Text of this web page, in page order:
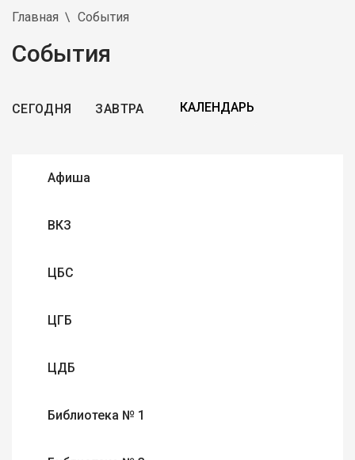
Главная События
События
СЕГОДНЯ ЗАВТРА
Афиша
ВКЗ
ЦБС
ЦГБ
ЦДБ
Библиотека № 1